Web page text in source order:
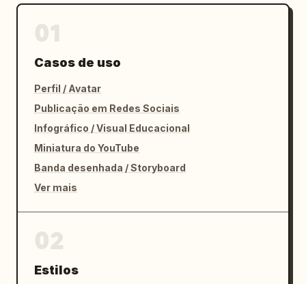
Casos de uso
Perfil / Avatar
Publicação em Redes Sociais
Infográfico / Visual Educacional
Miniatura do YouTube
Banda desenhada / Storyboard
Ver mais
Estilos